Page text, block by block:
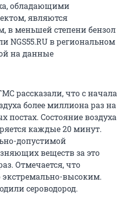
обладающими
являются
в меньшей степени бензол
NGS55.RU в региональном
на данные
рассказали, что с начала
более миллиона раз на
постах. Состояние воздуха
каждые 20 минут.
допустимой
веществ за это
Отмечается, что
экстремально-высоким.
сероводород.